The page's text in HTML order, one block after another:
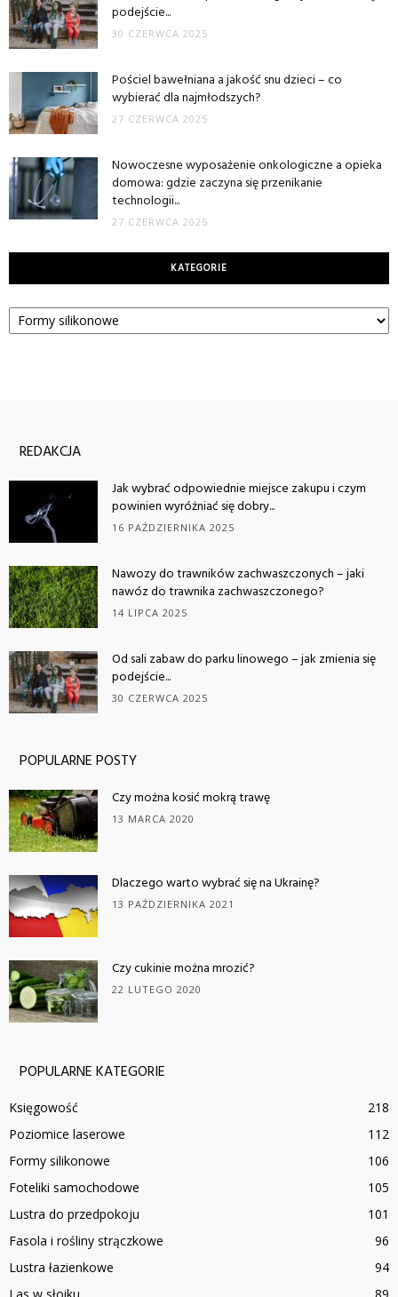
podejście...
30 CZERWCA 2025
Pościel bawełniana a jakość snu dzieci – co
wybierać dla najmłodszych?
27 CZERWCA 2025
Nowoczesne wyposażenie onkologiczne a opieka
domowa: gdzie zaczyna się przenikanie
technologii...
27 CZERWCA 2025
KATEGORIE
Kategorie
REDAKCJA
Jak wybrać odpowiednie miejsce zakupu i czym
powinien wyróżniać się dobry...
16 PAŹDZIERNIKA 2025
Nawozy do trawników zachwaszczonych – jaki
nawóz do trawnika zachwaszczonego?
14 LIPCA 2025
Od sali zabaw do parku linowego – jak zmienia się
podejście...
30 CZERWCA 2025
POPULARNE POSTY
Czy można kosić mokrą trawę
13 MARCA 2020
Dlaczego warto wybrać się na Ukrainę?
13 PAŹDZIERNIKA 2021
Czy cukinie można mrozić?
22 LUTEGO 2020
POPULARNE KATEGORIE
Księgowość
218
Poziomice laserowe
112
Formy silikonowe
106
Foteliki samochodowe
105
Lustra do przedpokoju
101
Fasola i rośliny strączkowe
96
Lustra łazienkowe
94
Las w słoiku
89